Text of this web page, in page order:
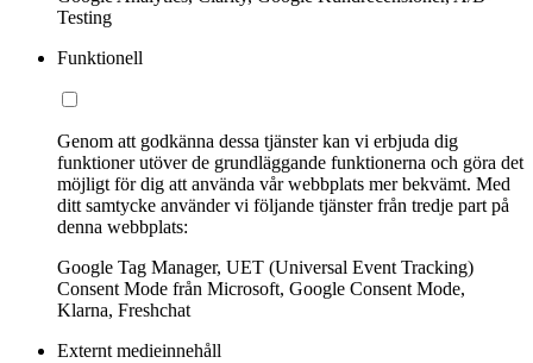
Testing
Funktionell
Genom att godkänna dessa tjänster kan vi erbjuda dig
funktioner utöver de grundläggande funktionerna och göra det
möjligt för dig att använda vår webbplats mer bekvämt. Med
ditt samtycke använder vi följande tjänster från tredje part på
denna webbplats:
Google Tag Manager, UET (Universal Event Tracking)
Consent Mode från Microsoft, Google Consent Mode,
Klarna, Freshchat
Externt medieinnehåll